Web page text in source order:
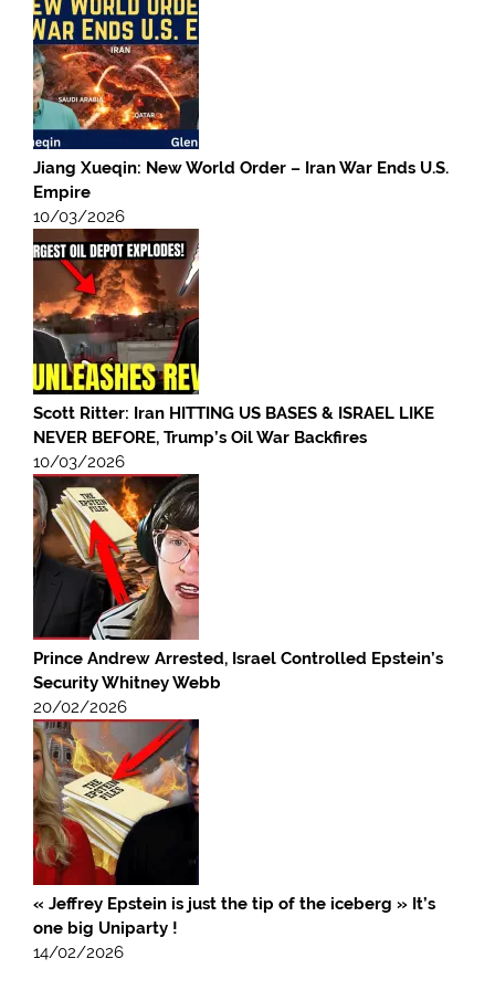
Jiang Xueqin: New World Order – Iran War Ends U.S.
Empire
10/03/2026
Scott Ritter: Iran HITTING US BASES & ISRAEL LIKE
NEVER BEFORE, Trump’s Oil War Backfires
10/03/2026
Prince Andrew Arrested, Israel Controlled Epstein’s
Security Whitney Webb
20/02/2026
« Jeffrey Epstein is just the tip of the iceberg » It’s
one big Uniparty !
14/02/2026